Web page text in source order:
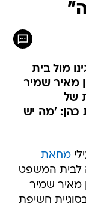
מול בית
מאיר שמיר
של
כהן: 'מה יש
מחאת
לבית המשפט
מאיר שמיר
חשיפת